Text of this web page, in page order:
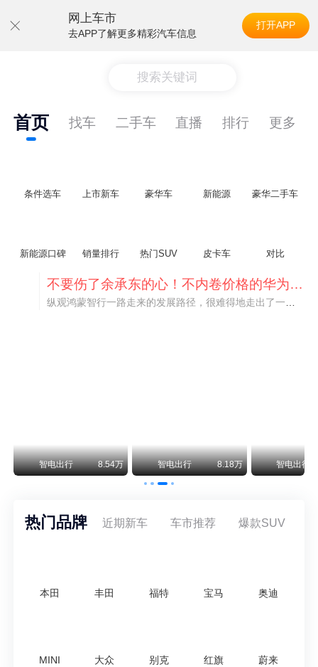
网上车市
去APP了解更多精彩汽车信息
打开APP
搜索关键词
首页 找车 二手车 直播 排行 更多
条件选车 上市新车 豪华车 新能源 豪华二手车
新能源口碑 销量排行 热门SUV 皮卡车 对比
不要伤了余承东的心！不内卷价格的华为，弥足珍贵！
智电出行 8.54万 智电出行 8.18万 智电出行
热门品牌 近期新车 车市推荐 爆款SUV
本田 丰田 福特 宝马 奥迪
MINI 大众 别克 红旗 蔚来